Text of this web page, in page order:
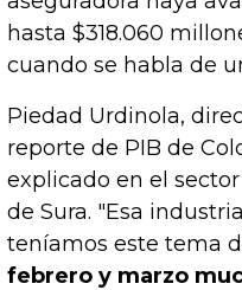
hasta $318.060
cuando se habla de
Piedad Urdinola,
reporte de PIB de
explicado en el
de Sura. "Esa
teníamos este tema
febrero y marzo